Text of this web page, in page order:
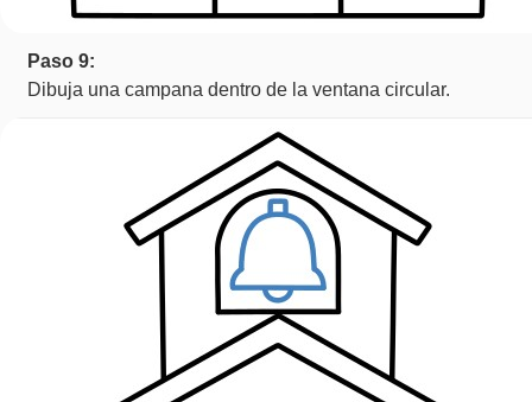
Paso 9:
Dibuja una campana dentro de la ventana circular.